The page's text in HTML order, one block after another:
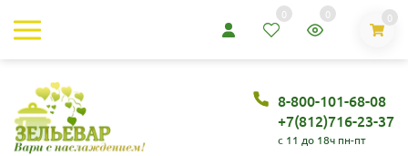
0 0 0
8-800-101-68-08
+7(812)716-23-37
c 11 до 18ч пн-пт